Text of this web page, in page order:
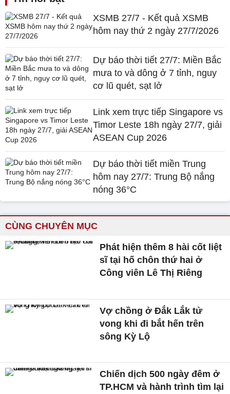
XSMB 27/7 - Kết quả XSMB
hôm nay thứ 2 ngày 27/7/2026
Dự báo thời tiết 27/7: Miền Bắc
mưa to và dông ở 7 tỉnh, nguy
cơ lũ quét, sạt lở
Link xem trực tiếp Singapore vs
Timor Leste 18h ngày 27/7, giải
ASEAN Cup 2026
Dự báo thời tiết miền Trung
hôm nay 27/7: Trung Bộ nắng
nóng 36°C
CÙNG CHUYÊN MỤC
Phát hiện thêm 8 hài cốt liệt
sĩ tại hố chôn thứ hai ở
Công viên Lê Thị Riêng
Vợ chồng ở Đắk Lắk tử
vong khi đi bắt hến trên
sông Kỳ Lộ
Chiến dịch 500 ngày đêm ở
TP.HCM và hành trình tìm lại